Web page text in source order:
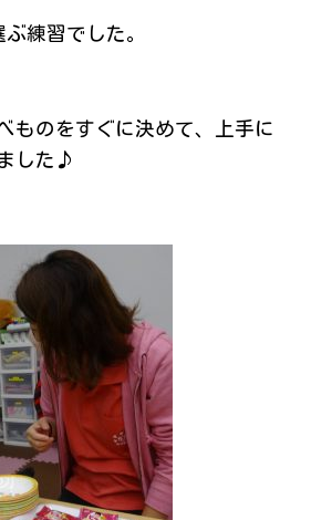
練習でした。
ものをすぐに決めて、上手に
した♪